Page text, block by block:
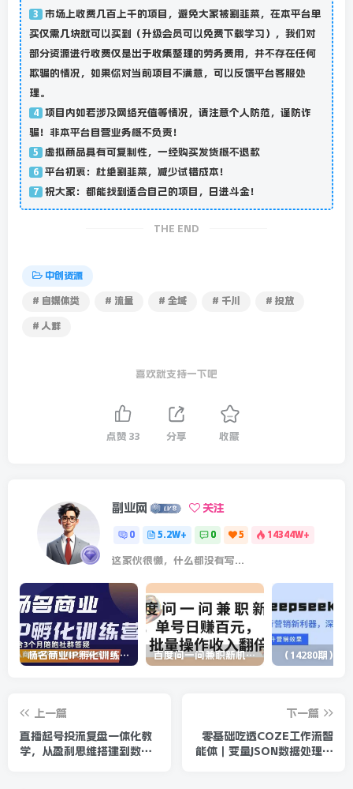
3 市场上收费几百上千的项目，避免大家被割韭菜，在本平台单
买仅需几块就可以买到（升级会员可以免费下载学习），我们对
部分资源进行收费仅是出于收集整理的劳务费用，并不存在任何
欺骗的情况，如果你对当前项目不满意，可以反馈平台客服处
理。
4 项目内如若涉及网络充值等情况，请注意个人防范，谨防诈
骗！非本平台自营业务概不负责！
5 虚拟商品具有可复制性，一经购买发货概不退款
6 平台初衷：杜绝割韭菜，减少试错成本！
7 祝大家：都能找到适合自己的项目，日进斗金！
THE END
中创资源
# 自媒体类 # 流量 # 全域 # 千川 # 投放
# 人群
喜欢就支持一下吧
点赞 33 分享 收藏
副业网 关注
0 5.2W+ 0 5 14344W+
这家伙很懒，什么都没有写...
杨名商业IP孵化训练营，从商业到内容到转化一站式学 价值5980元 百度问一问兼职新机遇，单号日赚百元，批量操作收入翻倍
上一篇
直播起号投流复盘一体化教
学，从盈利思维搭建到数据
下一篇
零基础吃透COZE工作流智
能体｜变量JSON数据处理插